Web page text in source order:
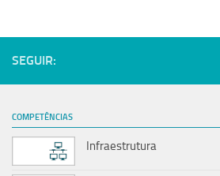
SEGUIR:
COMPETÊNCIAS
Infraestrutura